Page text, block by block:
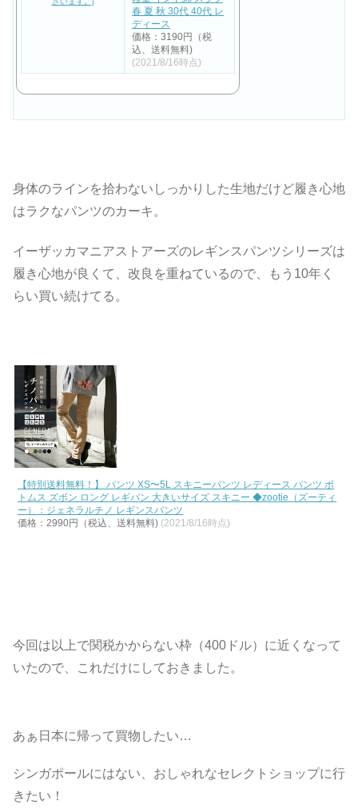
春 夏 秋 30代 40代 レ
ディース
価格：3190円（税
込、送料無料)
(2021/8/16時点)
身体のラインを拾わないしっかりした生地だけど履き心地
はラクなパンツのカーキ。
イーザッカマニアストアーズのレギンスパンツシリーズは
履き心地が良くて、改良を重ねているので、もう10年く
らい買い続けてる。
【特別送料無料！】 パンツ XS〜5L スキニーパンツ レディース パンツ ボ
トムス ズボン ロング レギパン 大きいサイズ スキニー ◆zootie（ズーティ
ー）：ジェネラルチノ レギンスパンツ
価格：2990円（税込、送料無料) (2021/8/16時点)
今回は以上で関税かからない枠（400ドル）に近くなって
いたので、これだけにしておきました。
あぁ日本に帰って買物したい…
シンガポールにはない、おしゃれなセレクトショップに行
きたい！